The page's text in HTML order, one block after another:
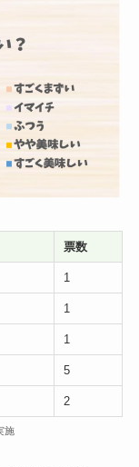
票数
1
1
1
5
2
施